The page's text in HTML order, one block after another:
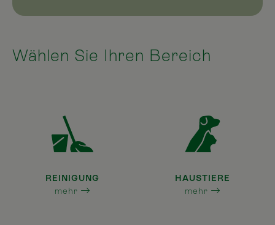
Wählen Sie Ihren Bereich
REINIGUNG
mehr
HAUSTIERE
mehr